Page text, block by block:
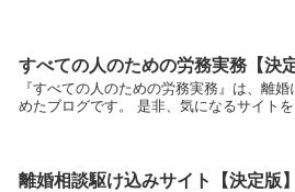
すべての人のための労務実務【決定
『すべての人のための労務実務』は、離
めたブログです。 是非、気になるサイト
離婚相談駆け込みサイト【決定版】